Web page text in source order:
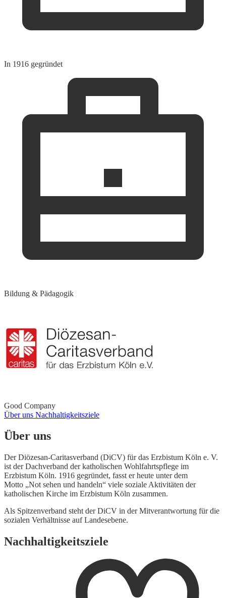
In 1916 gegründet
Bildung & Pädagogik
Good Company
Über uns Nachhaltigkeitsziele
Über uns
Der Diözesan-Caritasverband (DiCV) für das Erzbi­stum Köln e. V.
ist der Dachverband der katholischen Wohlfahrtspflege im
Erzbistum Köln. 1916 gegrün­det, fasst er heute unter dem
Motto „Not sehen und handeln“ viele soziale Aktivitäten der
katholischen Kirche im Erzbistum Köln zusammen.
Als Spitzenver­band steht der DiCV in der Mitverantwortung für die
sozialen Verhältnisse auf Landesebene.
Nachhaltigkeitsziele